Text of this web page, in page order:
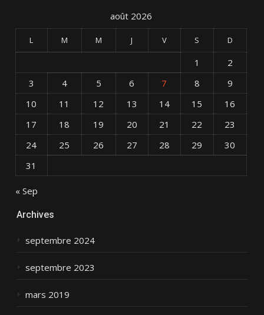
août 2026
L M M J V S D
1
2
3
4 5 6 7 8
9
10
11 12 13 14 15
16
17
18 19 20 21 22
23
24
25 26 27 28 29
30
31
« Sep
Archives
septembre 2024
septembre 2023
mars 2019